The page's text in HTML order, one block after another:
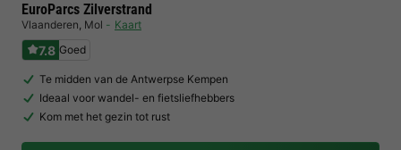
EuroParcs Zilverstrand
Vlaanderen, Mol Kaart
7.8 Goed
Te midden van de Antwerpse Kempen
Ideaal voor wandel- en fietsliefhebbers
Kom met het gezin tot rust